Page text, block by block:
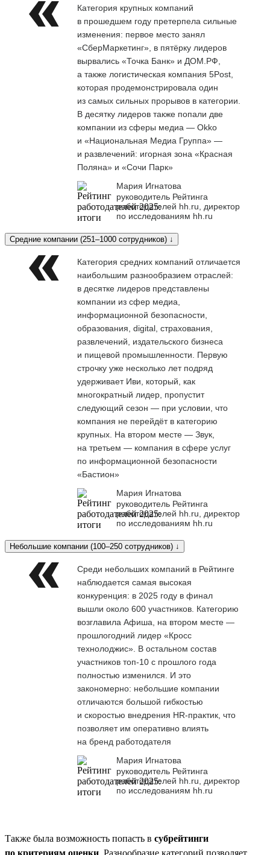
Категория крупных компаний
в прошедшем году претерпела сильные
изменения: первое место занял
«СберМаркетинг», в пятёрку лидеров
вырвались «Точка Банк» и ДОМ.РФ,
а также логистическая компания 5Post,
которая продемонстрировала один
из самых сильных прорывов в категории.
В десятку лидеров также попали две
компании из сферы медиа — Okko
и «Национальная Медиа Группа» —
и развлечений: игорная зона «Красная
Поляна» и «Сочи Парк»
Мария Игнатова
руководитель Рейтинга
работодателей hh.ru, директор
по исследованиям hh.ru
Средние компании (251–1000 сотрудников) ↓
Категория средних компаний отличается
наибольшим разнообразием отраслей:
в десятке лидеров представлены
компании из сфер медиа,
информационной безопасности,
образования, digital, страхования,
развлечений, издательского бизнеса
и пищевой промышленности. Первую
строчку уже несколько лет подряд
удерживает Иви, который, как
многократный лидер, пропустит
следующий сезон — при условии, что
компания не перейдёт в категорию
крупных. На втором месте — Звук,
на третьем — компания в сфере услуг
по информационной безопасности
«Бастион»
Мария Игнатова
руководитель Рейтинга
работодателей hh.ru, директор
по исследованиям hh.ru
Небольшие компании (100–250 сотрудников) ↓
Среди небольших компаний в Рейтинге
наблюдается самая высокая
конкуренция: в 2025 году в финал
вышли около 600 участников. Категорию
возглавила Афиша, на втором месте —
прошлогодний лидер «Кросс
технолоджис». В остальном состав
участников топ-10 с прошлого года
полностью изменился. И это
закономерно: небольшие компании
отличаются большой гибкостью
и скоростью внедрения HR-практик, что
позволяет им оперативно влиять
на бренд работодателя
Мария Игнатова
руководитель Рейтинга
работодателей hh.ru, директор
по исследованиям hh.ru
Также была возможность попасть в субрейтинги
по критериям оценки . Разнообразие категорий позволяет